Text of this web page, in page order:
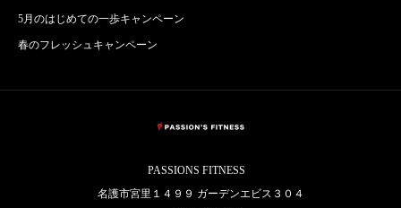
5月のはじめての一歩キャンペーン
春のフレッシュキャンペーン
PASSIONS FITNESS
名護市宮里１４９９ ガーデンエビス３０４